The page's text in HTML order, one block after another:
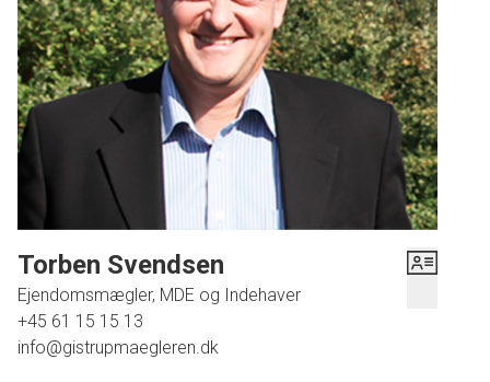
en god start på dagen for alle husets beboere. Endvidere
godt viktualierum og garage. Villaen trænger til en
opdatering. Udenfor åbner sig en verden af muligheder i
den store og frodige have, der med sin gode terrasse
indbyder til både leg og afslapning under åben himmel. Her
kan du nyde morgenkaffen i solopgangens blide lys eller
samle familie og venner til grillhygge på lange
sommeraftener. Beliggenheden kunne ikke være mere ideel
for familien, der ønsker at kombinere det rolige liv tæt på
naturen med nem adgang til daginstitutioner, skole samt
lokale indkøbsmuligheder - alt sammen indenfor kort
afstand fra hjemmet. Fjellerad ligger kun 12 minutter fra det
nye supersygehus og Gistrup samt ca. 20 - 25 minutter til
Aalborg.
Torben Svendsen
Ejendomsmægler, MDE og Indehaver
+45 61 15 15 13
info@gistrupmaegleren.dk